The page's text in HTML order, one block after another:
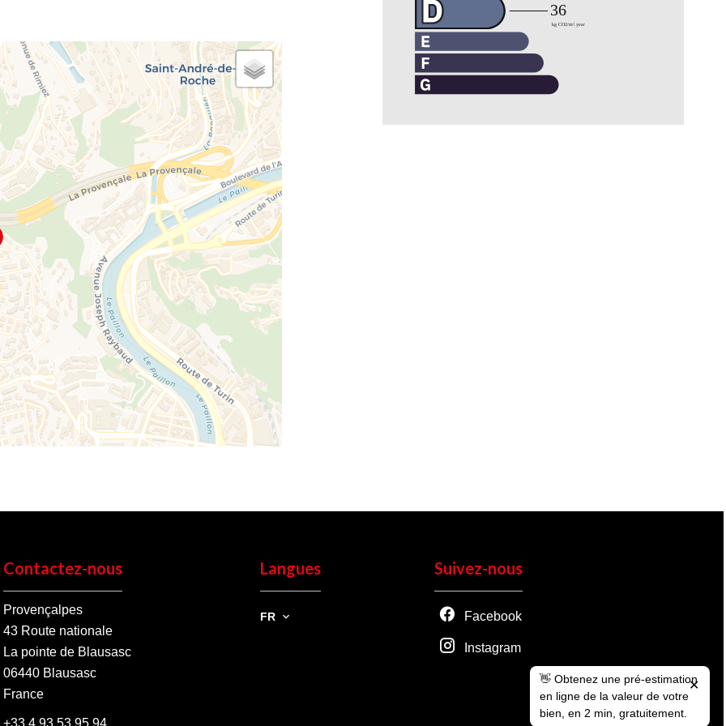
Contactez-nous
Provençalpes
43 Route nationale
La pointe de Blausasc
06440 Blausasc
France
+33 4 93 53 95 94
Langues
FR
Suivez-nous
Facebook
Instagram
👋 Obtenez une pré-estimation
en ligne de la valeur de votre
bien, en 2 min, gratuitement.
✕